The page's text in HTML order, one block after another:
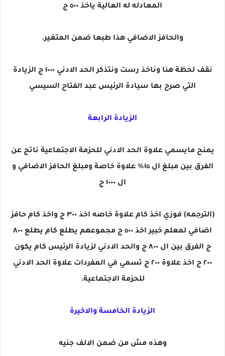
المعادله له العالية ياخذ ٥٠٠ ج
والحافز الاضافي هذا طبعا ضمن المتغير.
نقف لحظة هنا وناخذ رست ونتذكر الحد الادني ١٠٠٠ ج الزيادة
التي صرح بها سيادة الرئيس عبد الفتاح السيسي
الزيادة الرابعة
يمنح مايسمي علاوة الحد الادني للحزمة الاجتماعية ناتج عن
الفرق بين مبلغ ال ١٥٪ علاوة خاصة ومبلغ الحافز الاضافي و
ال ١٠٠٠ ج
(الترجمه) فوزي اخذ كام علاوة خاصه اخذ ٣٠٠ ج واخذ كام حافز
اضافي لمعلم خبير اخذ ٥٠٠ ج مجموعهم يطلع كام يطلع ٨٠٠
ج الفرق بين ال ٨٠٠ ج والحد الادني لزيادة الرئيس كام يكون
٢٠٠ ج اخذ علاوة ٢٠٠ ج تسمي في المفردات علاوة الحد الادني
للحزمة الاجتماعية.
الزيادة الخامسة والاخيرة
وهذه مش من ضمن الالف جنيه